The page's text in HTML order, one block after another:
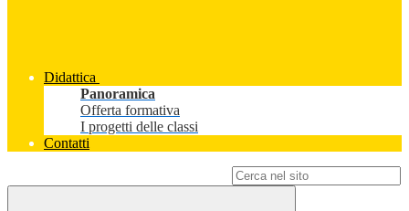
Didattica
Panoramica
Offerta formativa
I progetti delle classi
Contatti